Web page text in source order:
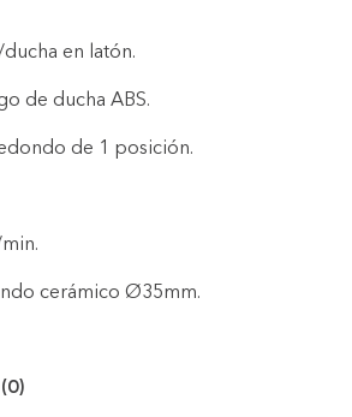
en latón.
de ducha ABS.
de 1 posición.
cerámico Ø35mm.